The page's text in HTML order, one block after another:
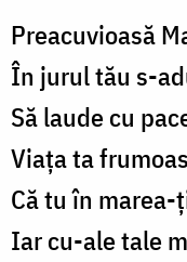
Preacuvioasă
În jurul tău s-
Să laude cu
Viața ta
Că tu în
Iar cu-ale tale